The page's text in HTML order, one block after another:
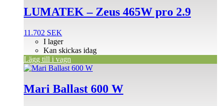
LUMATEK – Zeus 465W pro 2.9
11.702 SEK
I lager
Kan skickas idag
Lägg till i vagn
Mari Ballast 600 W